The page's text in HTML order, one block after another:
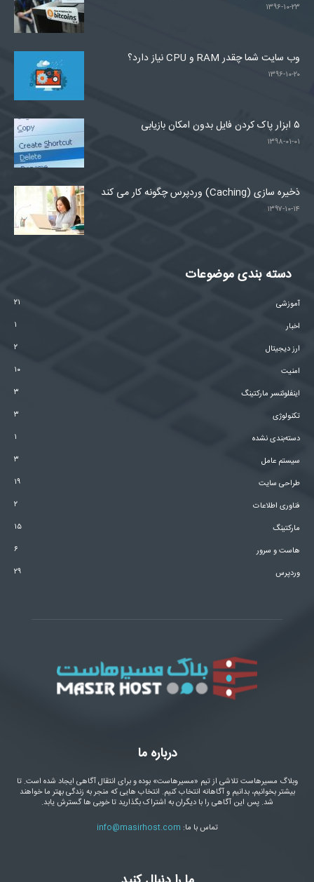
۱۳۹۶-۱۰-۲۳
وب سایت شما چقدر RAM و CPU نیاز دارد؟
۱۳۹۶-۱۰-۲۰
۵ ابزار پاک کردن فایل بدون امکان بازیابی
۱۳۹۸-۰۱-۰۱
ذخیره سازی (Caching) وردپرس چگونه کار می کند
۱۳۹۷-۱۰-۱۴
دسته بندی موضوعات
آموزشی
۲۱
اخبار
۱
ارز دیجیتال
۲
امنیت
۱۰
اینفلوئنسر مارکتینگ
۳
تکنولوژی
۳
دسته‌بندی نشده
۱
سیستم عامل
۳
طراحی سایت
۱۹
فناوری اطلاعات
۲
مارکتینگ
۱۵
هاست و سرور
۶
وردپرس
۲۹
درباره ما
وبلاگ مسیرهاست تلاشی از تیم «مسیرهاست» بوده و برای انتقال آگاهی ایجاد شده است. تا
بیشتر بخوانیم، بدانیم و آگاهانه انتخاب کنیم. انتخاب هایی که منجر به زندگی بهتر ما خواهند
شد. پس این آگاهی را با دیگران به اشتراک بگذارید تا خوبی ها گسترش یابد.
تماس با ما: info@masirhost.com